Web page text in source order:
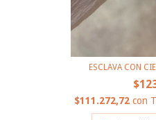
ESCLAVA CON
$111.272,72 con